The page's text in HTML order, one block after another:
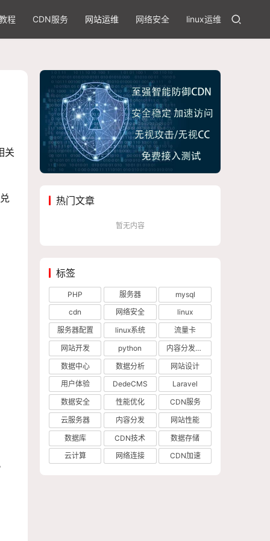
程 CDN服务 网站运维 网络安全 linux运维
关
热门文章
暂无内容
标签
PHP 服务器
mysql
cdn
网络安全
linux
服务器配置
linux系统
流量卡
网站开发
python
内容分发网络
数据中心
数据分析
网站设计
用户体验
DedeCMS
Laravel
数据安全
性能优化
CDN服务
云服务器
内容分发
网站性能
数据库
CDN技术
数据存储
云计算
网络连接 CDN加速